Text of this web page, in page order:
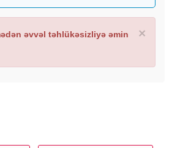
×
əvvəl təhlükəsizliyə əmin